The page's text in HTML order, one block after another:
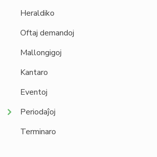
Heraldiko
Oftaj demandoj
Mallongigoj
Kantaro
Eventoj
Periodaĵoj
Terminaro